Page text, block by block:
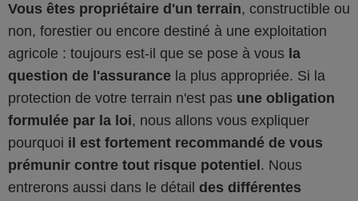
Vous êtes propriétaire d'un terrain, constructible ou
non, forestier ou encore destiné à une exploitation
agricole : toujours est-il que se pose à vous la
question de l'assurance la plus appropriée. Si la
protection de votre terrain n'est pas une obligation
formulée par la loi, nous allons vous expliquer
pourquoi il est fortement recommandé de vous
prémunir contre tout risque potentiel . Nous
entrerons aussi dans le détail des différentes